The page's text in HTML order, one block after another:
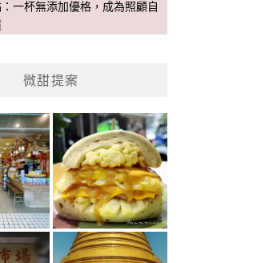
一杯無添加優格，成為照顧自
微甜提案